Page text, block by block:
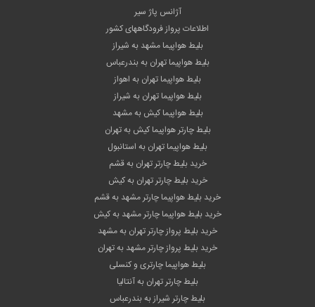
آژانس پاژ سیر
اطلاعات پرواز فرودگاههای کشور
بلیط هواپیما مشهد به شیراز
بلیط هواپیما تهران به بندرعباس
بلیط هواپیما تهران به اهواز
بلیط هواپیما تهران به شیراز
بلیط هواپیما کیش به مشهد
بلیط چارتر هواپیما کیش به تهران
بلیط هواپیما تهران به استانبول
خرید بلیط چارتر تهران به قشم
خرید بلیط چارتر تهران به کیش
خرید بلیط هواپیما چارتر مشهد به قشم
خرید بلیط هواپیما چارتر مشهد به کیش
خرید بلیط پرواز چارتر تهران به مشهد
خرید بلیط پرواز چارتر مشهد به تهران
بلیط هواپیما چارتری و کنسلی
بلیط چارتر تهران به آنتالیا
بلیط چارتر شیراز به بندرعباس